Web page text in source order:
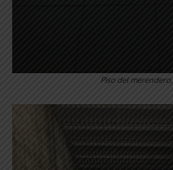
Piso del merendero.